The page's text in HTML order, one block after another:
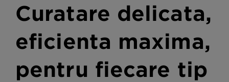
Curatare delicata,
eficienta maxima,
pentru fiecare tip